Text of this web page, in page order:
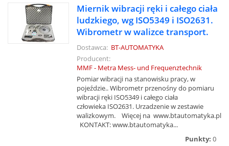
Miernik wibracji ręki i całego ciała
ludzkiego, wg ISO5349 i ISO2631.
Wibrometr w walizce transport.
Dostawca: BT-AUTOMATYKA
Producent:
MMF - Metra Mess- und Frequenztechnik
Pomiar wibracji na stanowisku pracy, w
pojeździe.. Wibrometr przenośny do pomiaru
wibracji ręki ISO5349 i całego ciała
człowieka ISO2631. Urzadzenie w zestawie
walizkowym. Więcej na www.btautomatyka.pl
KONTAKT: www.btautomatyka...
Punkty: 0